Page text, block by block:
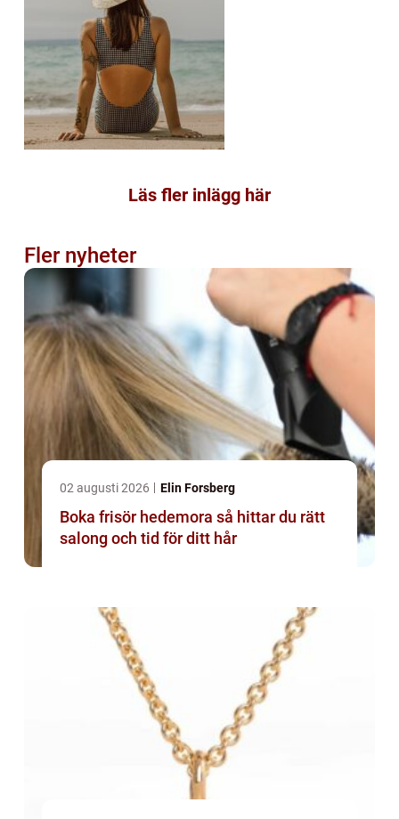
Läs fler inlägg här
Fler nyheter
02 augusti 2026 Elin Forsberg
Boka frisör hedemora så hittar du rätt
salong och tid för ditt hår